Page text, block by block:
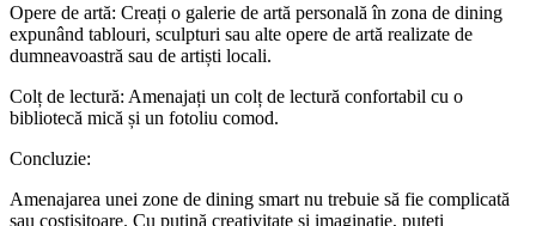
Opere de artă: Creați o galerie de artă personală în zona de dining
expunând tablouri, sculpturi sau alte opere de artă realizate de
dumneavoastră sau de artiști locali.
Colț de lectură: Amenajați un colț de lectură confortabil cu o
bibliotecă mică și un fotoliu comod.
Concluzie:
Amenajarea unei zone de dining smart nu trebuie să fie complicată
sau costisitoare. Cu puțină creativitate și imaginație, puteți